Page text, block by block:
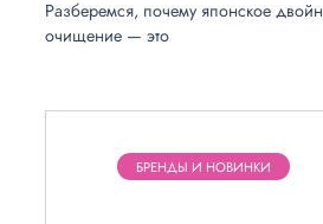
Разберемся, почему японское
очищение — это
БРЕНДЫ И НОВИНКИ